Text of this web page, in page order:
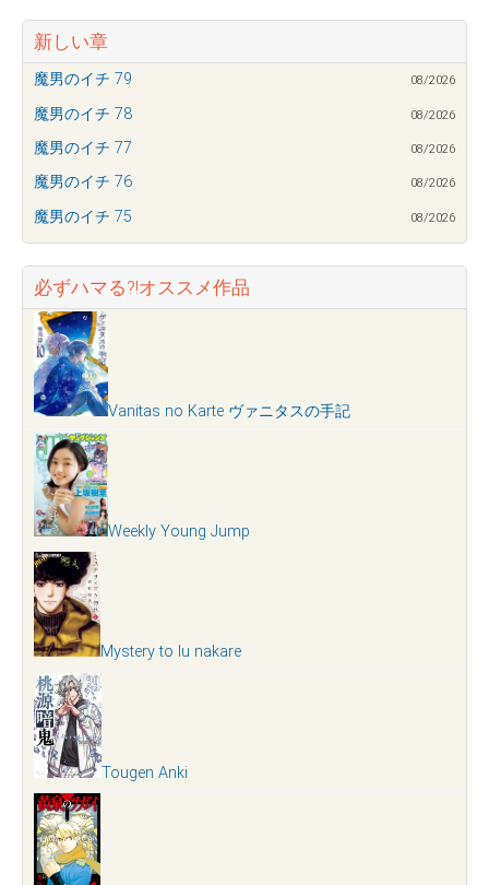
新しい章
魔男のイチ 79 08/2026
魔男のイチ 78 08/2026
魔男のイチ 77 08/2026
魔男のイチ 76 08/2026
魔男のイチ 75 08/2026
必ずハマる?!オススメ作品
Vanitas no Karte ヴァニタスの手記
Weekly Young Jump
Mystery to Iu nakare
Tougen Anki